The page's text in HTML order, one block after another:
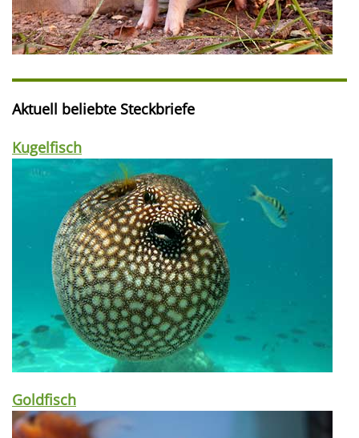
Aktuell beliebte Steckbriefe
Kugelfisch
Goldfisch